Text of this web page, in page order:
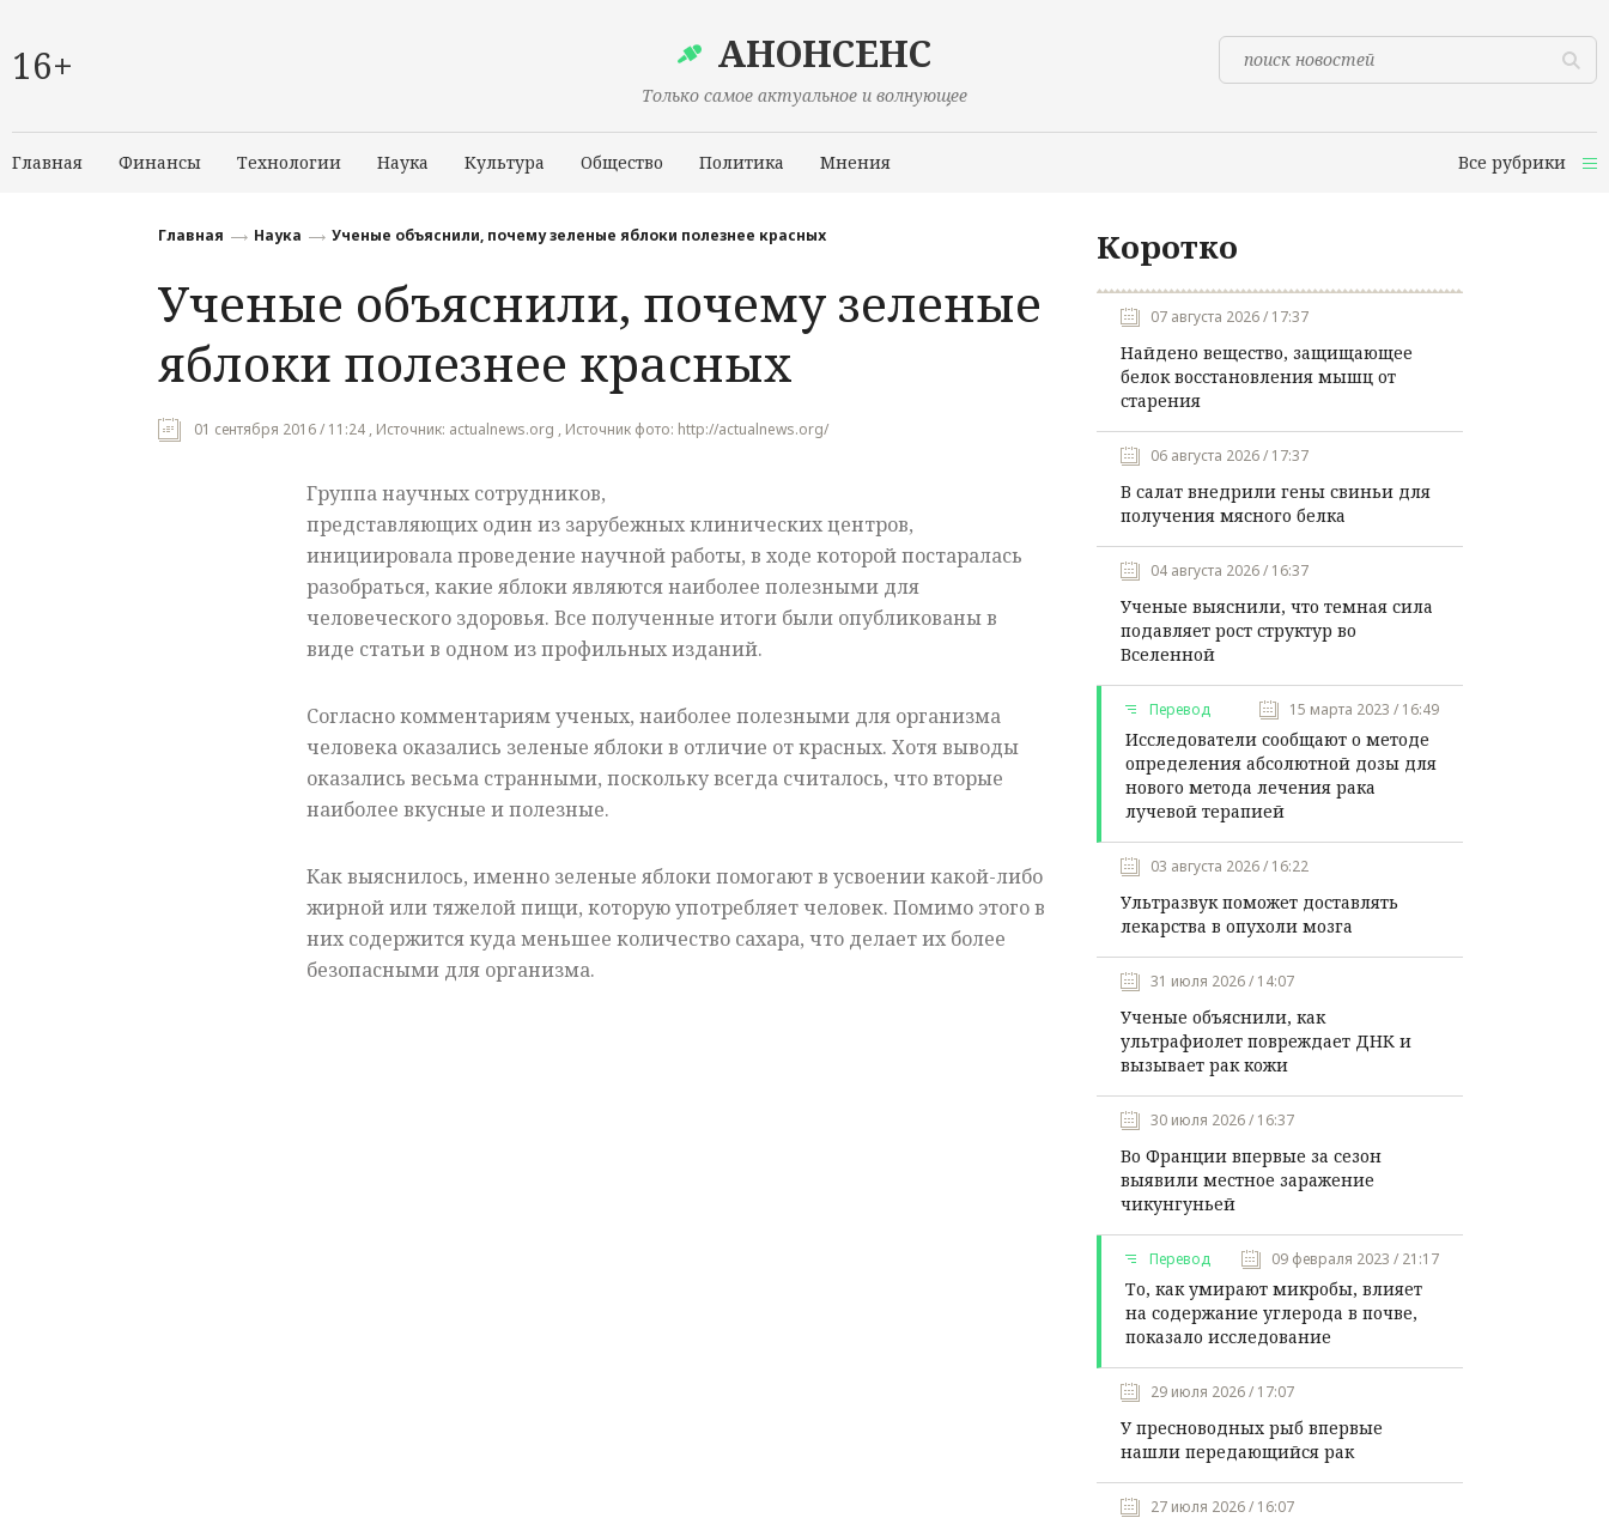
16+ АНОНСЕНС
Только самое актуальное и волнующее
Главная Финансы Технологии Наука Культура Общество Политика Мнения Все рубрики
Происшествия
Главная Наука Ученые объяснили, почему зеленые яблоки полезнее красных
Ученые объяснили, почему зеленые
яблоки полезнее красных
01 сентября 2016 / 11:24 , Источник: actualnews.org , Источник фото: http://actualnews.org/
Группа научных сотрудников,
представляющих один из зарубежных клинических центров,
инициировала проведение научной работы, в ходе которой постаралась
разобраться, какие яблоки являются наиболее полезными для
человеческого здоровья. Все полученные итоги были опубликованы в
виде статьи в одном из профильных изданий.
Согласно комментариям ученых, наиболее полезными для организма
человека оказались зеленые яблоки в отличие от красных. Хотя выводы
оказались весьма странными, поскольку всегда считалось, что вторые
наиболее вкусные и полезные.
Как выяснилось, именно зеленые яблоки помогают в усвоении какой-либо
жирной или тяжелой пищи, которую употребляет человек. Помимо этого в
них содержится куда меньшее количество сахара, что делает их более
безопасными для организма.
Коротко
07 августа 2026 / 17:37
Найдено вещество, защищающее
белок восстановления мышц от
старения
06 августа 2026 / 17:37
В салат внедрили гены свиньи для
получения мясного белка
04 августа 2026 / 16:37
Ученые выяснили, что темная сила
подавляет рост структур во
Вселенной
Перевод 15 марта 2023 / 16:49
Исследователи сообщают о методе
определения абсолютной дозы для
нового метода лечения рака
лучевой терапией
03 августа 2026 / 16:22
Ультразвук поможет доставлять
лекарства в опухоли мозга
31 июля 2026 / 14:07
Ученые объяснили, как
ультрафиолет повреждает ДНК и
вызывает рак кожи
30 июля 2026 / 16:37
Во Франции впервые за сезон
выявили местное заражение
чикунгуньей
Перевод 09 февраля 2023 / 21:17
То, как умирают микробы, влияет
на содержание углерода в почве,
показало исследование
29 июля 2026 / 17:07
У пресноводных рыб впервые
нашли передающийся рак
27 июля 2026 / 16:07